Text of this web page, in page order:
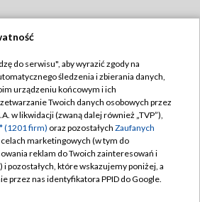
TVP
TVP
Cyfrowa
Regulamin TVP
prywatności
Moje zgody
Pomoc
do serwisu", aby wyrazić zgody na
śledzenia i zbierania danych,
urządzeniu końcowym i ich
Twoich danych osobowych przez
w likwidacji (zwaną dalej również „TVP”),
(1201 firm) oraz pozostałych Zaufanych
celach marketingowych (w tym do
reklam do Twoich zainteresowań i
pozostałych, które wskazujemy poniżej, a
przez nas identyfikatora PPID do Google.